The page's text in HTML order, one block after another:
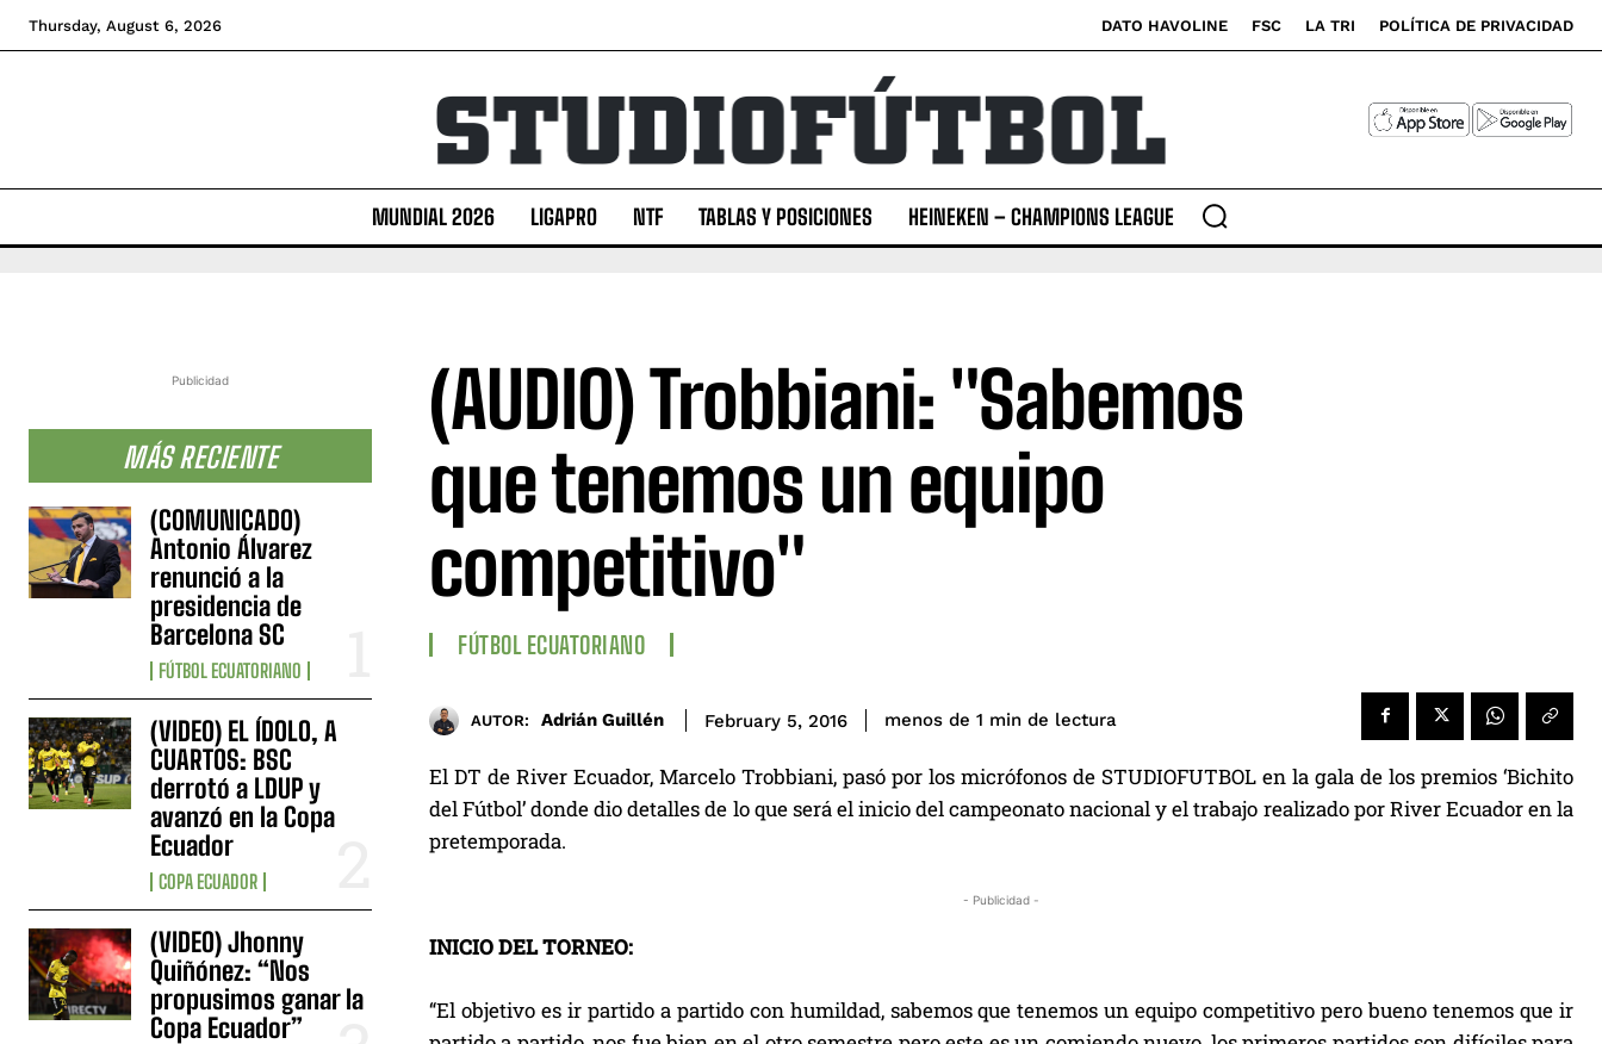
Thursday, August 6, 2026 DATO HAVOLINE FSC LA TRI POLÍTICA DE PRIVACIDAD
MUNDIAL 2026 LIGAPRO NTF TABLAS Y POSICIONES HEINEKEN – CHAMPIONS LEAGUE
Publicidad
MÁS RECIENTE
(COMUNICADO)
Antonio Álvarez
renunció a la
presidencia de
Barcelona SC
FÚTBOL ECUATORIANO
(VIDEO) EL ÍDOLO, A
CUARTOS: BSC
derrotó a LDUP y
avanzó en la Copa
Ecuador
COPA ECUADOR
(VIDEO) Jhonny
Quiñónez: “Nos
propusimos ganar la
Copa Ecuador”
(AUDIO) Trobbiani: "Sabemos
que tenemos un equipo
competitivo"
FÚTBOL ECUATORIANO
AUTOR: Adrián Guillén February 5, 2016 menos de 1 min de lectura
El DT de River Ecuador, Marcelo Trobbiani, pasó por los micrófonos de STUDIOFUTBOL en la gala de los premios ‘Bichito
del Fútbol’ donde dio detalles de lo que será el inicio del campeonato nacional y el trabajo realizado por River Ecuador en la
pretemporada.
- Publicidad -
INICIO DEL TORNEO:
“El objetivo es ir partido a partido con humildad, sabemos que tenemos un equipo competitivo pero bueno tenemos que ir